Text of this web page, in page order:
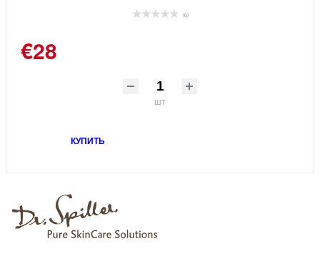
(0)
€28
шт
КУПИТЬ